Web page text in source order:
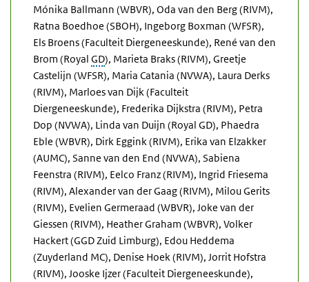
Mónika Ballmann (WBVR), Oda van den Berg (RIVM),
Ratna Boedhoe (SBOH), Ingeborg Boxman (WFSR),
Els Broens (Faculteit Diergeneeskunde), René van den
Brom (Royal GD), Marieta Braks (RIVM), Greetje
Castelijn (WFSR), Maria Catania (NVWA), Laura Derks
(RIVM), Marloes van Dijk (Faculteit
Diergeneeskunde), Frederika Dijkstra (RIVM), Petra
Dop (NVWA), Linda van Duijn (Royal GD), Phaedra
Eble (WBVR), Dirk Eggink (RIVM), Erika van Elzakker
(AUMC), Sanne van den End (NVWA), Sabiena
Feenstra (RIVM), Eelco Franz (RIVM), Ingrid Friesema
(RIVM), Alexander van der Gaag (RIVM), Milou Gerits
(RIVM), Evelien Germeraad (WBVR), Joke van der
Giessen (RIVM), Heather Graham (WBVR), Volker
Hackert (GGD Zuid Limburg), Edou Heddema
(Zuyderland MC), Denise Hoek (RIVM), Jorrit Hofstra
(RIVM), Jooske Ijzer (Faculteit Diergeneeskunde),